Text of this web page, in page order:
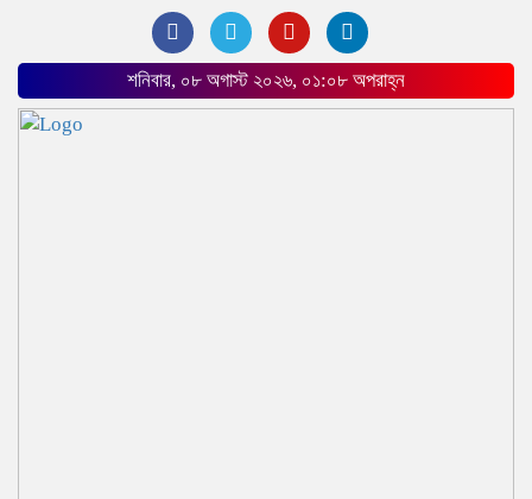
শনিবার, ০৮ অগাস্ট ২০২৬, ০১:০৮ অপরাহ্ন